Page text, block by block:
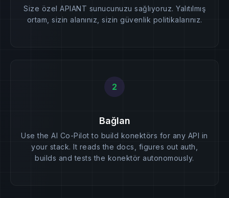
Size özel APIANT sunucunuzu sağlıyoruz. Yalıtılmış
ortam, sizin alanınız, sizin güvenlik politikalarınız.
2
Bağlan
Use the AI Co-Pilot to build konektörs for any API in
your stack. It reads the docs, figures out auth,
builds and tests the konektör autonomously.